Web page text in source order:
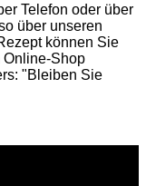
Telefon oder über
über unseren
können Sie
Online-Shop
"Bleiben Sie